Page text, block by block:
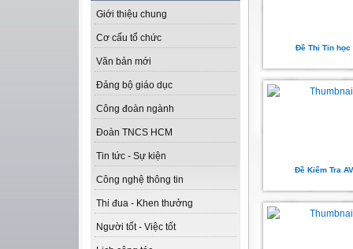
Giới thiệu chung
Cơ cấu tổ chức
Văn bản mới
Đảng bộ giáo dục
Công đoàn ngành
Đoàn TNCS HCM
Tin tức - Sự kiện
Công nghệ thông tin
Thi đua - Khen thưởng
Người tốt - Việc tốt
Đề Thi Tin học
Đề Kiểm Tra